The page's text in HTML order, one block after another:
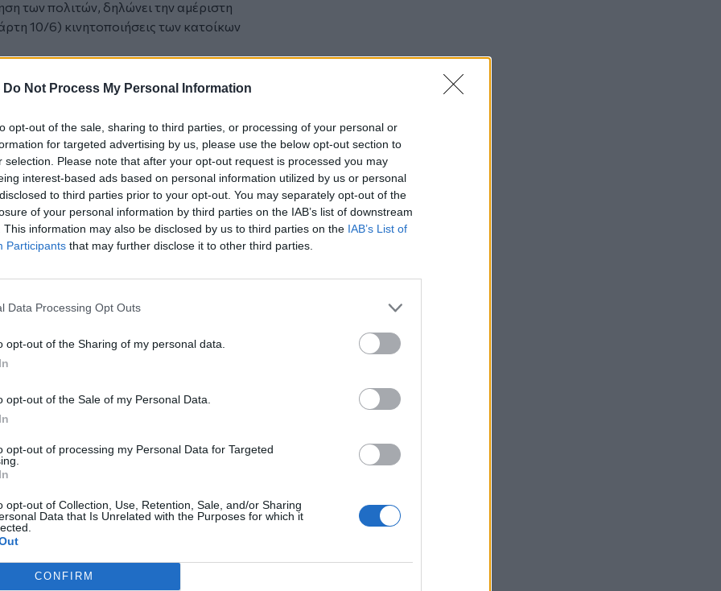
Do Not Process My Personal Information
opt-out of the sale, sharing to third parties, or processing of your personal or
for targeted advertising by us, please use the below opt-out section to
selection. Please note that after your opt-out request is processed you may
interest-based ads based on personal information utilized by us or personal
to third parties prior to your opt-out. You may separately opt-out of the
of your personal information by third parties on the IAB’s list of downstream
This information may also be disclosed by us to third parties on the IAB’s List of
Participants that may further disclose it to other third parties.
Data Processing Opt Outs
opt-out of the Sharing of my personal data.
opt-out of the Sale of my Personal Data.
opt-out of processing my Personal Data for Targeted
opt-out of Collection, Use, Retention, Sale, and/or Sharing
Data that Is Unrelated with the Purposes for which it
CONFIRM
των πολιτών, δηλώνει την αμέριστη
10/6) κινητοποιήσεις των κατοίκων
Μετανάστευσης και Ασύλου από το
απαίτηση παραχώρησης του πρώην
προχειρότητας. Με το
σε μια χώρα που γνωρίζει καλά ότι
η επιβολή μιας δομής σε
παραγωγική και τουριστική
ηγεσία οφείλει να αναλάβει
ενόψει της κρίσιμης συνεδρίασης
κατηγορηματικά την παραχώρηση
οφείλει να συνταχθεί πλήρως με τα
πολιτιστικών συλλόγων και της
τα συμφέροντα του νησιού.
να βγει μπροστά και να
Δήμος του νησιού να
στον αγώνα των κατοίκων της
όμορο Δήμο Χερσονήσου.
αποτελεί την ασπίδα των πολιτών και
τόσο κρίσιμων ζητημάτων
στις χρήσεις γης και, πάνω από
πολίτες της Κρήτης. Η φωνή της
Τετάρτη στο πεδίο και την
είναι η μόνη που μπορεί και πρέπει
Νέες ειδικότητες στη Σχολή Ανώτερης
Επαγγελματικής Κατάρτισης Χανίων